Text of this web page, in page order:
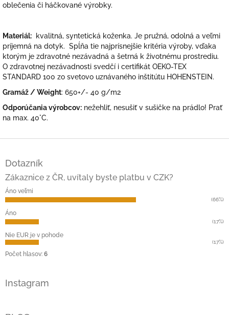
oblečenia či háčkované výrobky.
Materiál: kvalitná, syntetická koženka. Je pružná, odolná a veľmi
príjemná na dotyk. Spĺňa tie najprísnejšie kritéria výroby, vďaka
ktorým je zdravotné nezávadná a šetrná k životnému prostrediu.
O zdravotnej nezávadnosti svedčí i certifikát OEKO-TEX
STANDARD 100 zo svetovo uznávaného inštitútu HOHENSTEIN.
Gramáž / Weight: 650+/- 40 g/m2
Odporúčania výrobcov: nežehliť, nesušiť v sušičke na prádlo! Prať
na max. 40°C.
e
Dotazník
Zákaznice z ČR, uvítaly byste platbu v CZK?
Áno veľmi
(66%)
Áno
(17%)
Nie EUR je v pohode
(17%)
Počet hlasov: 6
Instagram